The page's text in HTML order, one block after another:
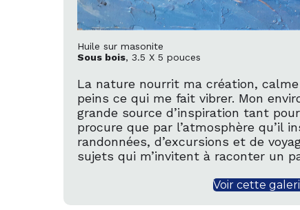
Huile sur masonite
Sous bois, 3.5 X 5 pouces
La nature nourrit ma création,
peins ce qui me fait vibrer. Mon
grande source d’inspiration tant
procure que par l’atmosphère qu’il
randonnées, d’excursions et de
sujets qui m’invitent à raconter un
Voir cette